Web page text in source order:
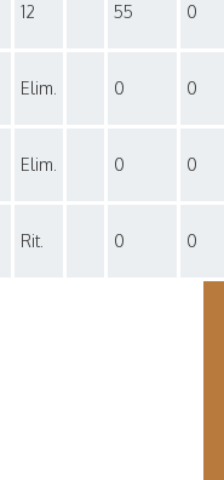
12 55 0
Elim. 0 0
Elim. 0 0
Rit. 0 0